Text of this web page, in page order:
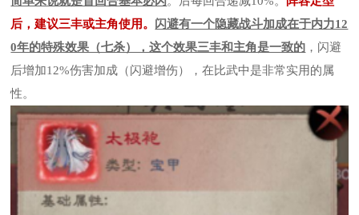
后，建议三丰或主角使用。 闪避有一个隐藏战斗加成在于内力12
0年的特殊效果（七杀），这个效果三丰和主角是一致的 ，闪避
后增加12%伤害加成（闪避增伤），在比武中是非常实用的属
性。